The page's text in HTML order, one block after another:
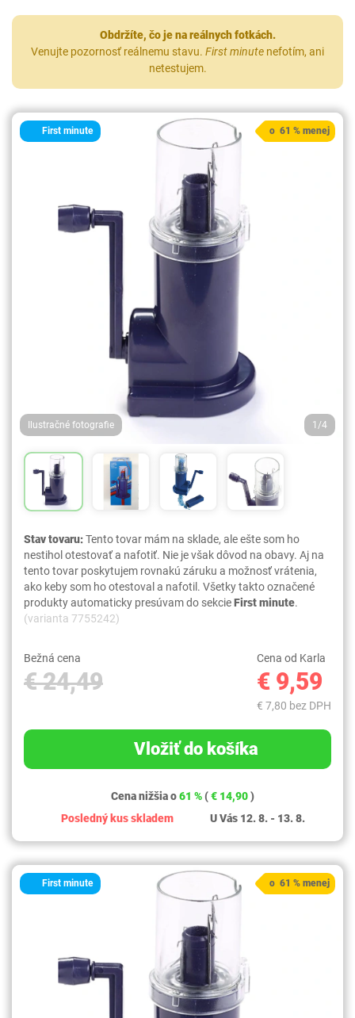
Obdržíte, čo je na reálnych fotkách.
Venujte pozornosť reálnemu stavu. First minute nefotím, ani
netestujem.
First minute
Ilustračné fotografie 1/4
o 61 % menej
Stav tovaru:Tento tovar mám na sklade, ale ešte som ho
nestihol otestovať a nafotiť. Nie je však dôvod na obavy. Aj na
tento tovar poskytujem rovnakú záruku a možnosť vrátenia,
ako keby som ho otestoval a nafotil. Všetky takto označené
produkty automaticky presúvam do sekcieFirst minute.
(varianta 7755242)
Bežná cena
€ 24,49
Cena od Karla
€ 9,59
€ 7,80 bez DPH
Vložiť do košíka
Cena nižšia o61 % (€ 14,90)
Posledný kus skladem
U Vás 12. 8. - 13. 8.
First minute o 61 % menej